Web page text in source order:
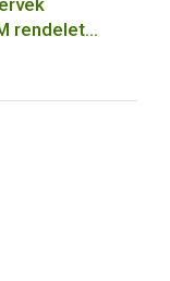
rendelet